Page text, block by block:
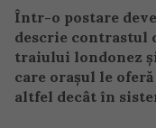
Într-o postare
descrie
traiului londonez
care orașul le
altfel decât în